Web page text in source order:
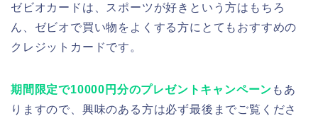
ゼビオカードは、スポーツが好きという方はもちろ
ん、ゼビオで買い物をよくする方にとてもおすすめの
クレジットカードです。
期間限定で10000円分のプレゼントキャンペーン もあ
りますので、興味のある方は必ず最後までご覧くださ